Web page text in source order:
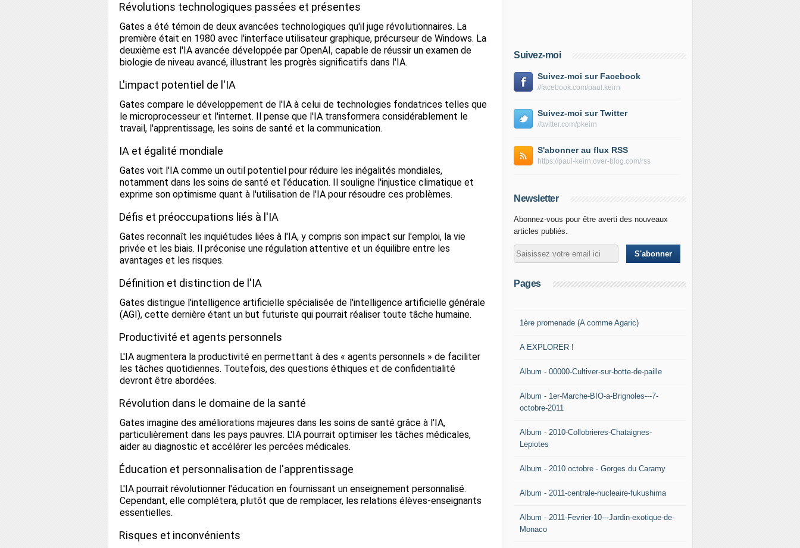
Révolutions technologiques passées et présentes
Gates a été témoin de deux avancées technologiques qu'il juge révolutionnaires. La
première était en 1980 avec l'interface utilisateur graphique, précurseur de Windows. La
deuxième est l'IA avancée développée par OpenAI, capable de réussir un examen de
biologie de niveau avancé, illustrant les progrès significatifs dans l'IA.
L'impact potentiel de l'IA
Gates compare le développement de l'IA à celui de technologies fondatrices telles que
le microprocesseur et l'internet. Il pense que l'IA transformera considérablement le
travail, l'apprentissage, les soins de santé et la communication.
IA et égalité mondiale
Gates voit l'IA comme un outil potentiel pour réduire les inégalités mondiales,
notamment dans les soins de santé et l'éducation. Il souligne l'injustice climatique et
exprime son optimisme quant à l'utilisation de l'IA pour résoudre ces problèmes.
Défis et préoccupations liés à l'IA
Gates reconnaît les inquiétudes liées à l'IA, y compris son impact sur l'emploi, la vie
privée et les biais. Il préconise une régulation attentive et un équilibre entre les
avantages et les risques.
Définition et distinction de l'IA
Gates distingue l'intelligence artificielle spécialisée de l'intelligence artificielle générale
(AGI), cette dernière étant un but futuriste qui pourrait réaliser toute tâche humaine.
Productivité et agents personnels
L'IA augmentera la productivité en permettant à des « agents personnels » de faciliter
les tâches quotidiennes. Toutefois, des questions éthiques et de confidentialité
devront être abordées.
Révolution dans le domaine de la santé
Gates imagine des améliorations majeures dans les soins de santé grâce à l'IA,
particulièrement dans les pays pauvres. L'IA pourrait optimiser les tâches médicales,
aider au diagnostic et accélérer les percées médicales.
Éducation et personnalisation de l'apprentissage
L'IA pourrait révolutionner l'éducation en fournissant un enseignement personnalisé.
Cependant, elle complétera, plutôt que de remplacer, les relations élèves-enseignants
essentielles.
Risques et inconvénients
Suivez-moi
Suivez-moi sur Facebook
//facebook.com/paul.keirn
Suivez-moi sur Twitter
//twitter.com/pkeirn
S'abonner au flux RSS
https://paul-keirn.over-blog.com/rss
Newsletter
Abonnez-vous pour être averti des nouveaux
articles publiés.
Pages
1ère promenade (A comme Agaric)
A EXPLORER !
Album - 00000-Cultiver-sur-botte-de-paille
Album - 1er-Marche-BIO-a-Brignoles---7-
octobre-2011
Album - 2010-Collobrieres-Chataignes-
Lepiotes
Album - 2010 octobre - Gorges du Caramy
Album - 2011-centrale-nucleaire-fukushima
Album - 2011-Fevrier-10---Jardin-exotique-de-
Monaco